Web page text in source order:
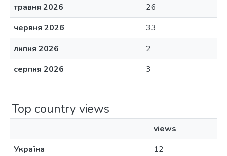
травня 2026
26
червня 2026
33
липня 2026
2
серпня 2026
3
Top country views
views
Україна
12